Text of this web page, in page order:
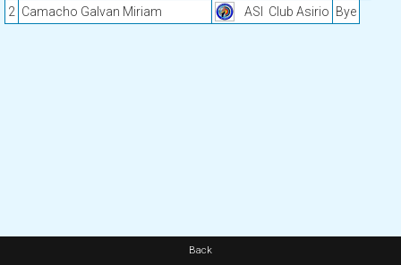
2 Camacho Galvan Miriam ASI Club Asirio Bye
Back